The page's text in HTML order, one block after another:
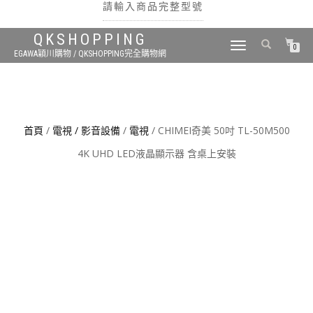
請輸入商品完整型號
QKSHOPPING
EGAWA穎川購物 / QKSHOPPING完全購物網
TOGGLE
0
首頁 / 電視 / 影音設備/ 電視/ CHIMEI奇美 50吋 TL-50M500
4K UHD LED液晶顯示器 含桌上安裝